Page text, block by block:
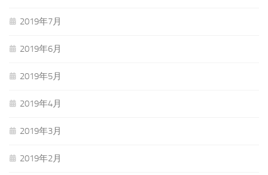
2019年7月
2019年6月
2019年5月
2019年4月
2019年3月
2019年2月